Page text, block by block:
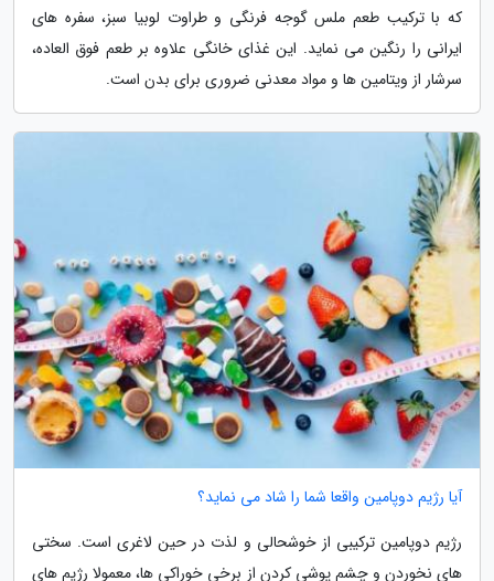
که با ترکیب طعم ملس گوجه فرنگی و طراوت لوبیا سبز، سفره های
ایرانی را رنگین می نماید. این غذای خانگی علاوه بر طعم فوق العاده،
سرشار از ویتامین ها و مواد معدنی ضروری برای بدن است.
آیا رژیم دوپامین واقعا شما را شاد می نماید؟
رژیم دوپامین ترکیبی از خوشحالی و لذت در حین لاغری است. سختی
های نخوردن و چشم پوشی کردن از برخی خوراکی ها، معمولا رژیم های